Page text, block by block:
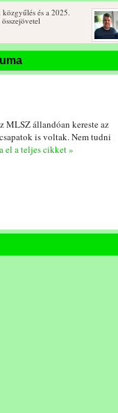
és a 2025.
MLSZ állandóan kereste az
is voltak. Nem tudni
el a teljes cikket »